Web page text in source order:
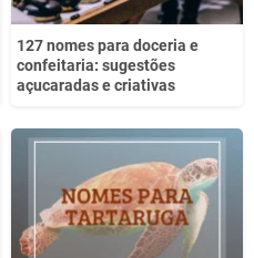
127 nomes para doceria e
confeitaria: sugestões
açucaradas e criativas